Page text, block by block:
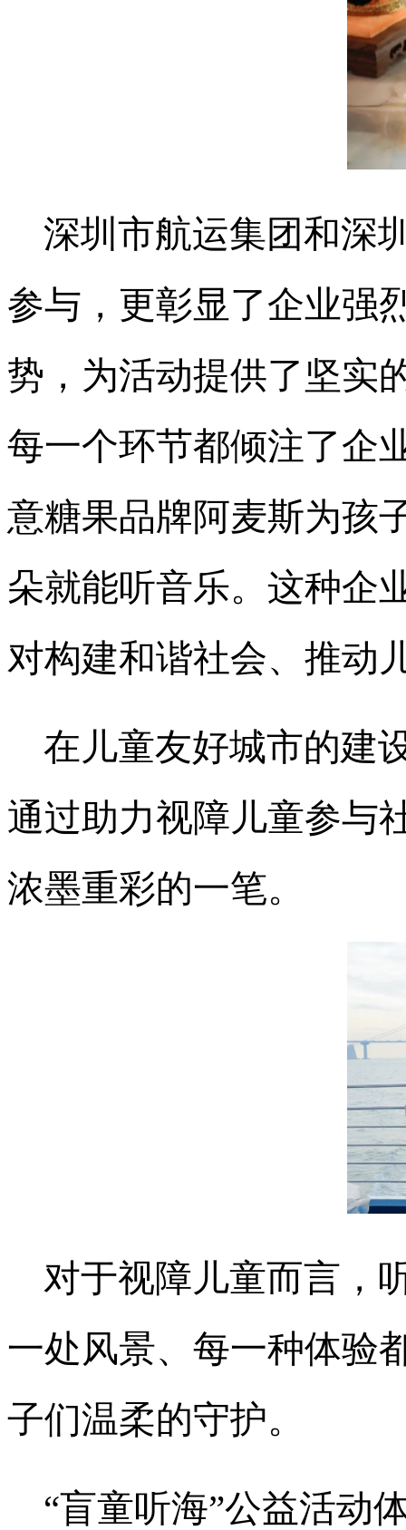
深圳市航运集团和深
参与，更彰显了企业强
势，为活动提供了坚实
每一个环节都倾注了企
意糖果品牌阿麦斯为孩
朵就能听音乐。这种企
对构建和谐社会、推动
在儿童友好城市的建
通过助力视障儿童参与
浓墨重彩的一笔。
对于视障儿童而言，
一处风景、每一种体验
子们温柔的守护。
“盲童听海”公益活动